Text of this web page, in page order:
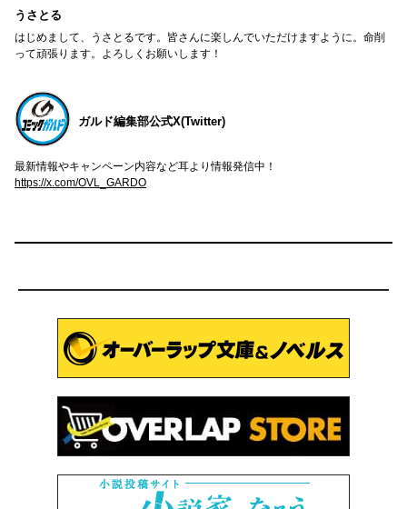
うさとる
はじめまして、うさとるです。皆さんに楽しんでいただけますように。命削
って頑張ります。よろしくお願いします！
ガルド編集部公式X(Twitter)
最新情報やキャンペーン内容など耳より情報発信中！
https://x.com/OVL_GARDO